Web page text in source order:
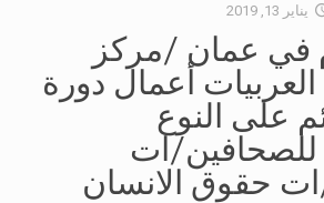
يناير 13, 2019
في عمان /مركز
العربيات أعمال دورة
على النوع
للصحافين/ات
حقوق الانسان